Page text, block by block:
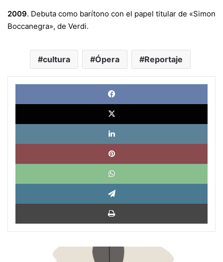
2009. Debuta como barítono con el papel titular de «Simon
Boccanegra», de Verdi.
cultura Ópera Reportaje
X